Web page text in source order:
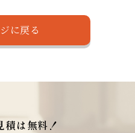
に戻る
積は無料！